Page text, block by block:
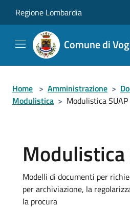
Regione Lombardia
Comune di
Home > Amministrazione >
Modulistica > Modulistica SUAP
Modulistica
Modelli di documenti per
per archiviazione, la
la procura